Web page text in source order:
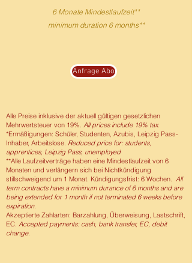
6 Monate Mindestlaufzeit**
minimum duration 6 months**
Anfrage Abo
Alle Preise inklusive der aktuell gültigen gesetzlichen
Mehrwertsteuer von 19%. All prices include 19% tax.
*Ermäßigungen: Schüler, Studenten, Azubis, Leipzig Pass-
Inhaber, Arbeitslose. Reduced price for: students,
apprentices, Leipzig Pass, unemployed
**Alle Laufzeitverträge haben eine Mindestlaufzeit von 6
Monaten und verlängern sich bei Nichtkündigung
stillschweigend um 1 Monat. Kündigungsfrist: 6 Wochen. All
term contracts have a minimum durance of 6 months and are
being extended for 1 month if not terminated 6 weeks before
expiration.
Akzeptierte Zahlarten: Barzahlung, Überweisung, Lastschrift,
EC. Accepted payments: cash, bank transfer, EC, debit
change.